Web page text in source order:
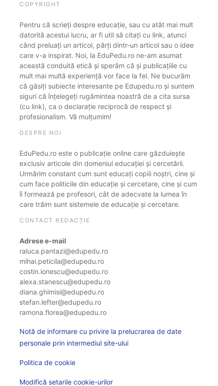
COPYRIGHT
Pentru că scrieți despre educație, sau cu atât mai mult
datorită acestui lucru, ar fi util să citați cu link, atunci
când preluați un articol, părți dintr-un articol sau o idee
care v-a inspirat. Noi, la EduPedu.ro ne-am asumat
această conduită etică și sperăm că și publicațiile cu
mult mai multă experiență vor face la fel. Ne bucurăm
că găsiți subiecte interesante pe Edupedu.ro și suntem
siguri că înțelegeți rugămintea noastră de a cita sursa
(cu link), ca o declarație reciprocă de respect și
profesionalism. Vă mulțumim!
DESPRE NOI
EduPedu.ro este o publicație online care găzduiește
exclusiv articole din domeniul educației și cercetării.
Urmărim constant cum sunt educați copiii noștri, cine și
cum face politicile din educație și cercetare, cine și cum
îi formează pe profesori, cât de adecvate la lumea în
care trăim sunt sistemele de educație și cercetare.
CONTACT REDACȚIE
Adrese e-mail
raluca.pantazi@edupedu.ro
mihai.peticila@edupedu.ro
costin.ionescu@edupedu.ro
alexa.stanescu@edupedu.ro
diana.ghimisi@edupedu.ro
stefan.lefter@edupedu.ro
ramona.florea@edupedu.ro
Notă de informare cu privire la prelucrarea de date
personale prin intermediul site-ului
Politica de cookie
Modifică setarile cookie-urilor